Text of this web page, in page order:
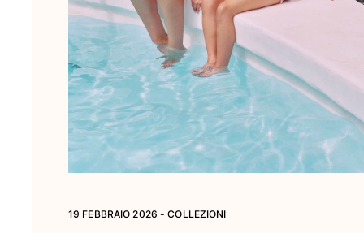
Borsello
Vedi tutti i Borsello
Scarpe
Infradito
Mocassino
Calzature da Spiaggia
Outdoor
19 FEBBRAIO 2026 - COLLEZIONI